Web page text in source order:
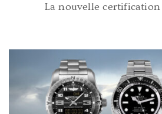
La nouvelle certification